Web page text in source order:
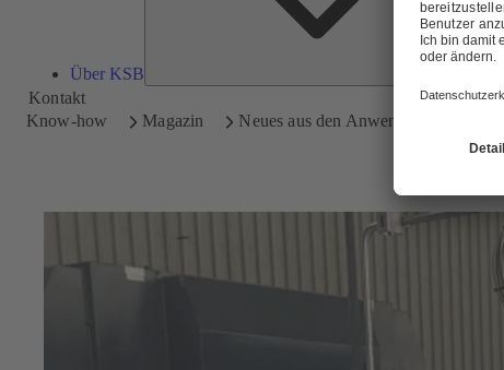
Über KSB
Kontakt
Know-how
Magazin Neues aus den Anwendungen